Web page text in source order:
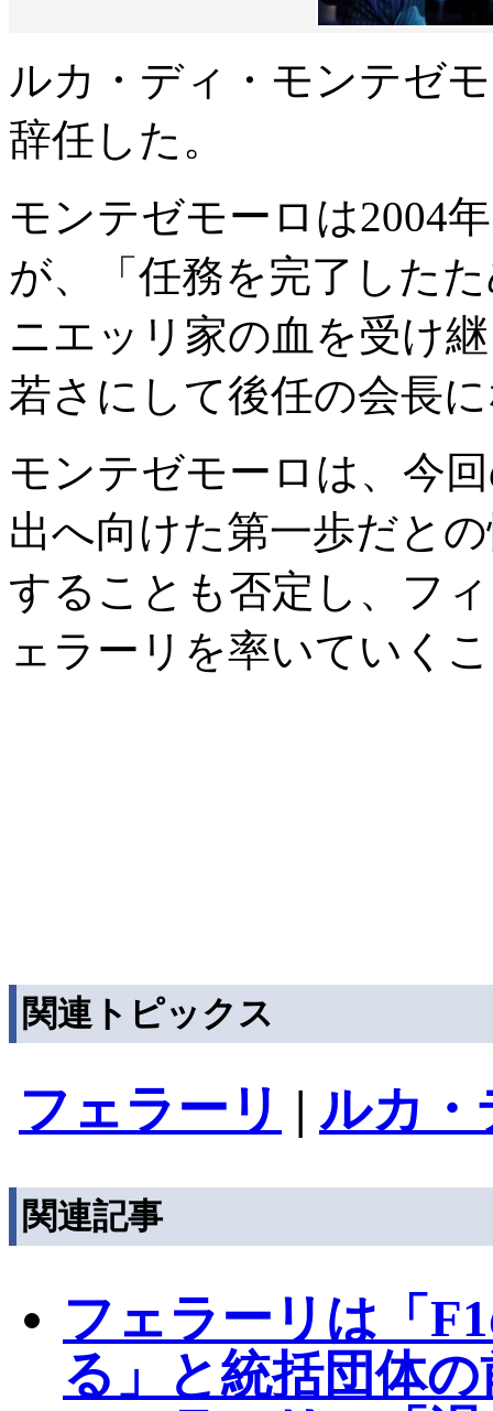
ルカ・ディ・モンテゼ
辞任した。
モンテゼモーロは2004
が、「任務を完了した
ニエッリ家の血を受け
若さにして後任の会長
モンテゼモーロは、今
出へ向けた第一歩だと
することも否定し、フ
ェラーリを率いていく
関連トピックス
フェラーリ | ルカ・
関連記事
フェラーリは「
る」と統括団体